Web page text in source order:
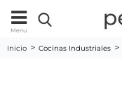
Menu
Inicio Cocinas Industriales